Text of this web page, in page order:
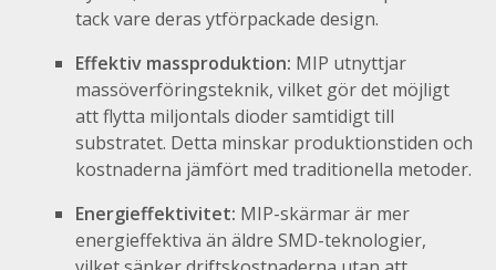
tack vare deras ytförpackade design.
Effektiv massproduktion: MIP utnyttjar
massöverföringsteknik, vilket gör det möjligt
att flytta miljontals dioder samtidigt till
substratet. Detta minskar produktionstiden och
kostnaderna jämfört med traditionella metoder.
Energieffektivitet: MIP-skärmar är mer
energieffektiva än äldre SMD-teknologier,